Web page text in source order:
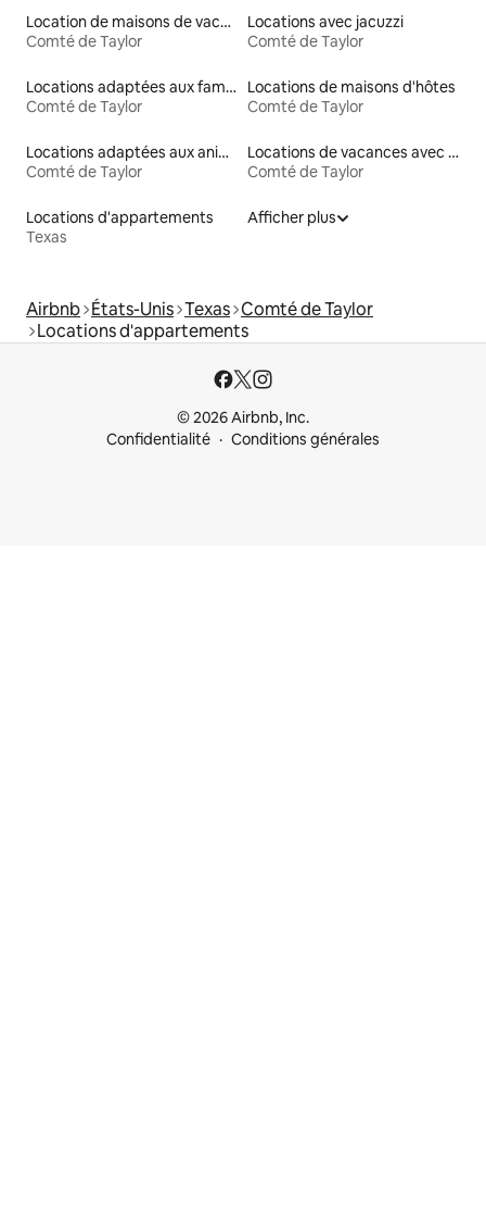
Location de maisons de vacances
Comté de Taylor
Locations avec jacuzzi
Comté de Taylor
Locations adaptées aux familles
Comté de Taylor
Locations de maisons d'hôtes
Comté de Taylor
Locations adaptées aux animaux
Comté de Taylor
Locations de vacances avec piscine
Comté de Taylor
Locations d'appartements
Texas
Afficher plus
Airbnb États-Unis Texas Comté de Taylor
Locations d'appartements
© 2026 Airbnb, Inc.
Confidentialité
Conditions générales